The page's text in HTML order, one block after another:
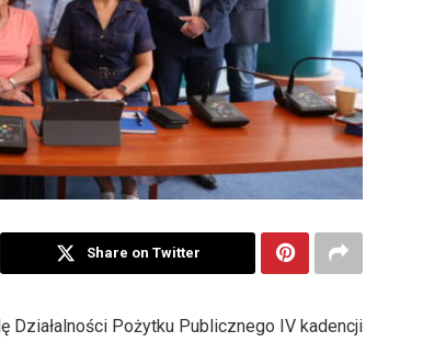
Share on Twitter
Działalności Pożytku Publicznego IV kadencji